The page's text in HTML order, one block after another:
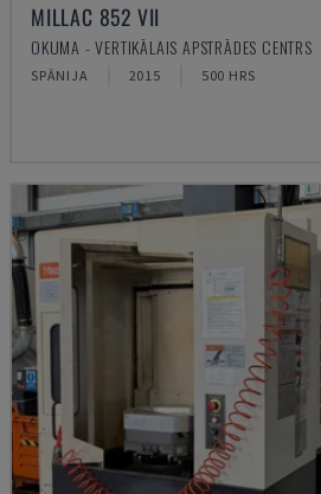
MILLAC 852 VII
OKUMA - VERTIKĀLAIS APSTRĀDES CENTRS
SPĀNIJA 2015 500 HRS